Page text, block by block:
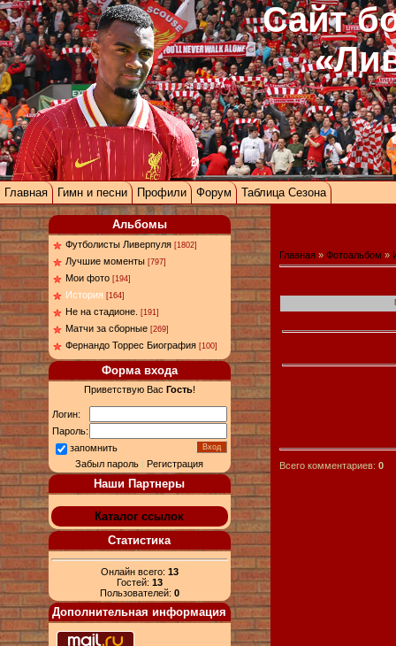
Сайт
Главная Гимн и песни Профили Форум Таблица Сезона
Альбомы
Футболисты Ливерпуля [1802]
Лучшие моменты [797]
Мои фото [194]
История [164]
Не на стадионе. [191]
Матчи за сборные [269]
Фернандо Торрес Биография [100]
Форма входа
Приветствую Вас Гость!
Логин:
Пароль:
запомнить
Забыл пароль |Регистрация
Наши Партнеры
Каталог ссылок
Статистика
Онлайн всего: 13
Гостей: 13
Пользователей: 0
Дополнительная информация
Главная » Фотоальбом »
Всего комментариев: 0